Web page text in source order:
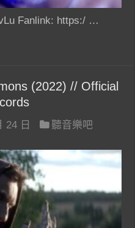
Fanlink: https:/ …
(2022) // Official
24 日
聽音樂吧